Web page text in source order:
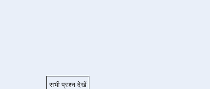
सभी प्रश्न देखें